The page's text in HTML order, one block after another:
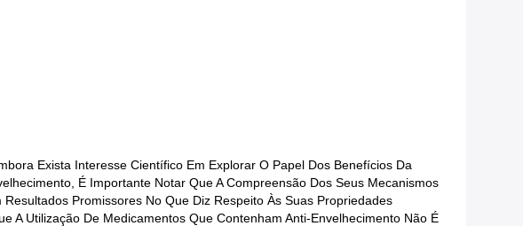
Exista Interesse Científico Em Explorar O Papel Dos Benefícios Da
É Importante Notar Que A Compreensão Dos Seus Mecanismos
Promissores No Que Diz Respeito Às Suas Propriedades
A Utilização De Medicamentos Que Contenham Anti-Envelhecimento Não É